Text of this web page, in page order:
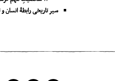
سیر تاریخی رابطۀ انسان